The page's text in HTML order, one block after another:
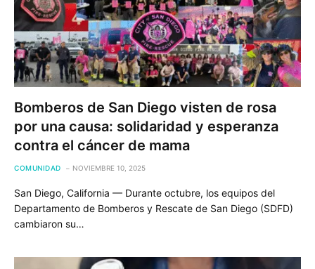
Bomberos de San Diego visten de rosa
por una causa: solidaridad y esperanza
contra el cáncer de mama
COMUNIDAD NOVIEMBRE 10, 2025
San Diego, California — Durante octubre, los equipos del
Departamento de Bomberos y Rescate de San Diego (SDFD)
cambiaron su…